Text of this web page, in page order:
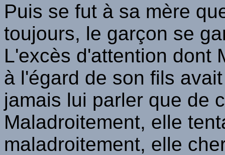
Puis se fut à sa mère
toujours, le garçon se
L'excès d'attention dont
à l'égard de son fils
jamais lui parler que de
Maladroitement, elle
maladroitement, elle